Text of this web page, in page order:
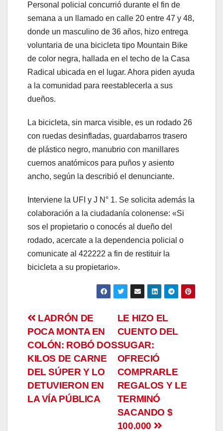
Personal policial concurrió durante el fin de
semana a un llamado en calle 20 entre 47 y 48,
donde un masculino de 36 años, hizo entrega
voluntaria de una bicicleta tipo Mountain Bike
de color negra, hallada en el techo de la Casa
Radical ubicada en el lugar. Ahora piden ayuda
a la comunidad para reestablecerla a sus
dueños.
La bicicleta, sin marca visible, es un rodado 26
con ruedas desinfladas, guardabarros trasero
de plástico negro, manubrio con manillares
cuernos anatómicos para puños y asiento
ancho, según la describió el denunciante.
Interviene la UFI y J N° 1. Se solicita además la
colaboración a la ciudadanía colonense: «Si
sos el propietario o conocés al dueño del
rodado, acercate a la dependencia policial o
comunicate al 422222 a fin de restituir la
bicicleta a su propietario».
Navegación
de
entradas
LE HIZO EL
CUENTO DEL
SUGAR:
OFRECIÓ
COMPRARLE
REGALOS Y LE
TERMINÓ
SACANDO $
100.000
LADRÓN DE
POCA MONTA EN
COLÓN: ROBÓ DOS
KILOS DE CARNE
DEL SÚPER Y LO
DETUVIERON EN
LA VÍA PÚBLICA